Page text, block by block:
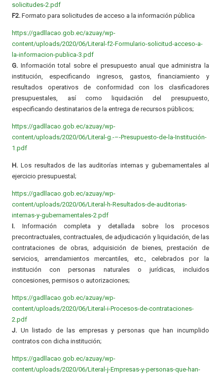
solicitudes-2.pdf
F2. Formato para solicitudes de acceso a la información pública
https://gadllacao.gob.ec/azuay/wp-
content/uploads/2020/06/Literal-f2-Formulario-solicitud-acceso-a-
la-informacion-publica-3.pdf
G. Información total sobre el presupuesto anual que administra la
institución, especificando ingresos, gastos, financiamiento y
resultados operativos de conformidad con los clasificadores
presupuestales, así como liquidación del presupuesto,
especificando destinatarios de la entrega de recursos públicos;
https://gadllacao.gob.ec/azuay/wp-
content/uploads/2020/06/Literal-g.-–-Presupuesto-de-la-Institución-
1.pdf
H. Los resultados de las auditorías internas y gubernamentales al
ejercicio presupuestal;
https://gadllacao.gob.ec/azuay/wp-
content/uploads/2020/06/Literal-h-Resultados-de-auditorias-
internas-y-gubernamentales-2.pdf
I. Información completa y detallada sobre los procesos
precontractuales, contractuales, de adjudicación y liquidación, de las
contrataciones de obras, adquisición de bienes, prestación de
servicios, arrendamientos mercantiles, etc., celebrados por la
institución con personas naturales o jurídicas, incluidos
concesiones, permisos o autorizaciones;
https://gadllacao.gob.ec/azuay/wp-
content/uploads/2020/06/Literal-i-Procesos-de-contrataciones-
2.pdf
J. Un listado de las empresas y personas que han incumplido
contratos con dicha institución;
https://gadllacao.gob.ec/azuay/wp-
content/uploads/2020/06/Literal-j-Empresas-y-personas-que-han-